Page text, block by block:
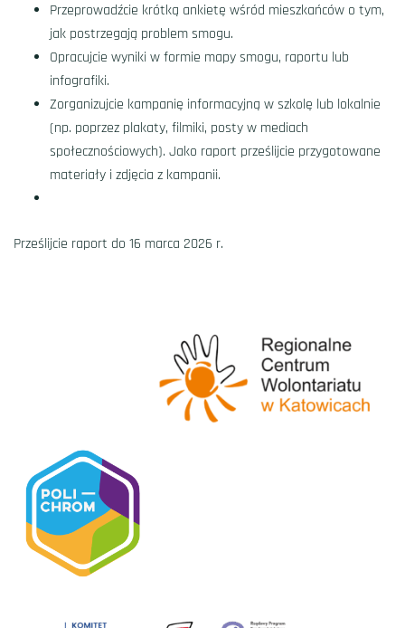
Przeprowadźcie krótką ankietę wśród mieszkańców o tym,
jak postrzegają problem smogu.
Opracujcie wyniki w formie mapy smogu, raportu lub
infografiki.
Zorganizujcie kampanię informacyjną w szkolę lub lokalnie
(np. poprzez plakaty, filmiki, posty w mediach
społecznościowych). Jako raport prześlijcie przygotowane
materiały i zdjęcia z kampanii.
Prześlijcie raport do 16 marca 2026 r.